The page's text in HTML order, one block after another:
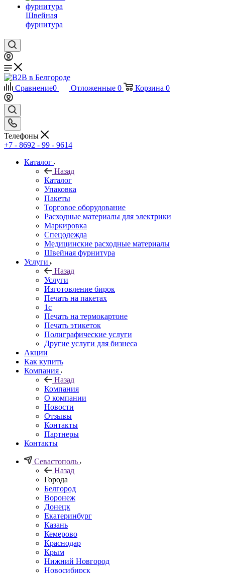
Швейная
фурнитура
Сравнение0 Отложенные 0 Корзина 0
Телефоны
+7 - 8692 - 99 - 9614
Каталог
Назад
Каталог
Упаковка
Пакеты
Торговое оборудование
Расходные материалы для электрики
Маркировка
Спецодежда
Медицинские расходные материалы
Швейная фурнитура
Услуги
Назад
Услуги
Изготовление бирок
Печать на пакетах
1c
Печать на термокартоне
Печать этикеток
Полиграфические услуги
Другие услуги для бизнеса
Акции
Как купить
Компания
Назад
Компания
О компании
Новости
Отзывы
Контакты
Партнеры
Контакты
Севастополь
Назад
Города
Белгород
Воронеж
Донецк
Екатеринбург
Казань
Кемерово
Краснодар
Крым
Нижний Новгород
Новосибирск